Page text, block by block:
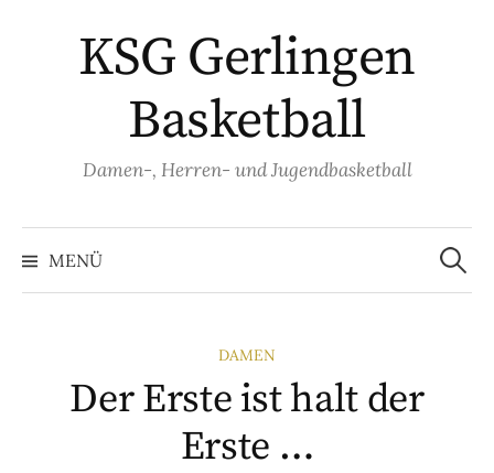
KSG Gerlingen
Basketball
Damen-, Herren- und Jugendbasketball
MENÜ
Suchen
nach:
DAMEN
Der Erste ist halt der
Erste …